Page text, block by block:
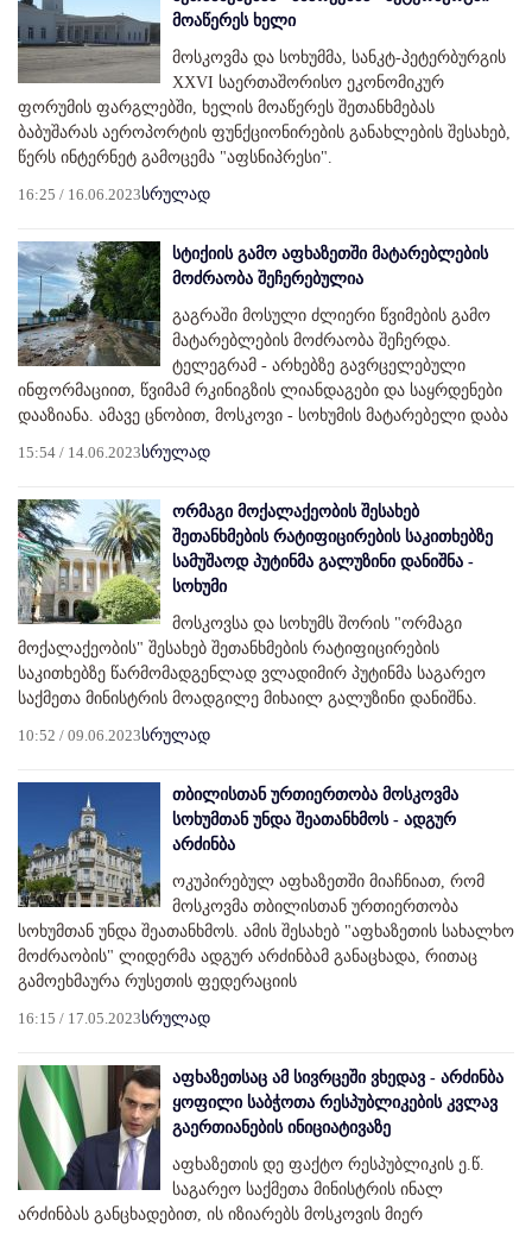
მოაწერეს ხელი
მოსკოვმა და სოხუმმა, სანკტ-პეტერბურგის
XXVI საერთაშორისო ეკონომიკურ
ფორუმის ფარგლებში, ხელის მოაწერეს შეთანხმებას
ბაბუშარას აეროპორტის ფუნქციონირების განახლების შესახებ,
წერს ინტერნეტ გამოცემა "აფსნიპრესი".
16:25 / 16.06.2023სრულად
სტიქიის გამო აფხაზეთში მატარებლების
მოძრაობა შეჩერებულია
გაგრაში მოსული ძლიერი წვიმების გამო
მატარებლების მოძრაობა შეჩერდა.
ტელეგრამ - არხებზე გავრცელებული
ინფორმაციით, წვიმამ რკინიგზის ლიანდაგები და საყრდენები
დააზიანა. ამავე ცნობით, მოსკოვი - სოხუმის მატარებელი დაბა
15:54 / 14.06.2023სრულად
ორმაგი მოქალაქეობის შესახებ
შეთანხმების რატიფიცირების საკითხებზე
სამუშაოდ პუტინმა გალუზინი დანიშნა -
სოხუმი
მოსკოვსა და სოხუმს შორის "ორმაგი
მოქალაქეობის" შესახებ შეთანხმების რატიფიცირების
საკითხებზე წარმომადგენლად ვლადიმირ პუტინმა საგარეო
საქმეთა მინისტრის მოადგილე მიხაილ გალუზინი დანიშნა.
10:52 / 09.06.2023სრულად
თბილისთან ურთიერთობა მოსკოვმა
სოხუმთან უნდა შეათანხმოს - ადგურ
არძინბა
ოკუპირებულ აფხაზეთში მიაჩნიათ, რომ
მოსკოვმა თბილისთან ურთიერთობა
სოხუმთან უნდა შეათანხმოს. ამის შესახებ "აფხაზეთის სახალხო
მოძრაობის" ლიდერმა ადგურ არძინბამ განაცხადა, რითაც
გამოეხმაურა რუსეთის ფედერაციის
16:15 / 17.05.2023სრულად
აფხაზეთსაც ამ სივრცეში ვხედავ - არძინბა
ყოფილი საბჭოთა რესპუბლიკების კვლავ
გაერთიანების ინიციატივაზე
აფხაზეთის დე ფაქტო რესპუბლიკის ე.წ.
საგარეო საქმეთა მინისტრის ინალ
არძინბას განცხადებით, ის იზიარებს მოსკოვის მიერ